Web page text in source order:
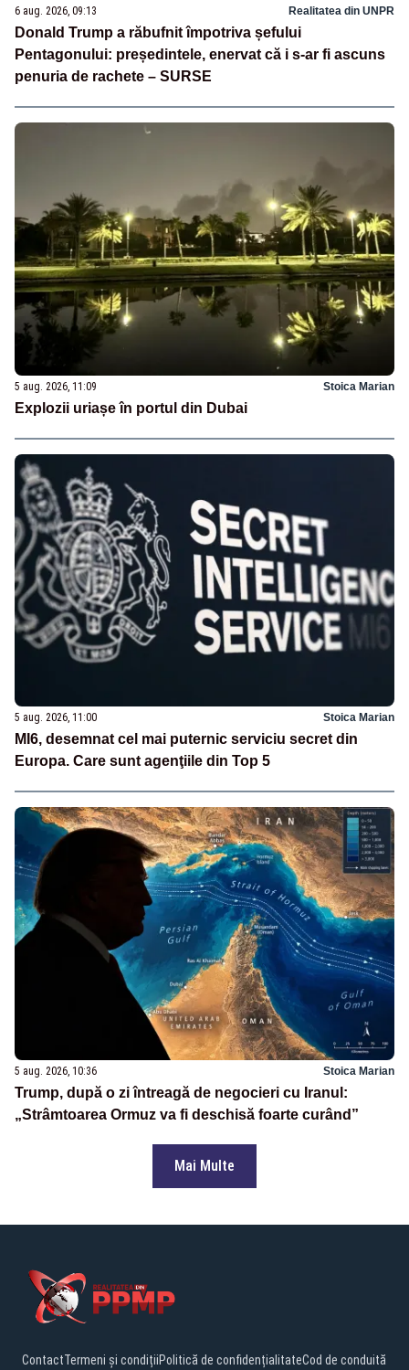
6 aug. 2026, 09:13 Realitatea din UNPR
Donald Trump a răbufnit împotriva șefului
Pentagonului: președintele, enervat că i s-ar fi ascuns
penuria de rachete – SURSE
5 aug. 2026, 11:09 Stoica Marian
Explozii uriașe în portul din Dubai
5 aug. 2026, 11:00 Stoica Marian
MI6, desemnat cel mai puternic serviciu secret din
Europa. Care sunt agenţiile din Top 5
5 aug. 2026, 10:36 Stoica Marian
Trump, după o zi întreagă de negocieri cu Iranul:
„Strâmtoarea Ormuz va fi deschisă foarte curând”
Mai Multe
ContactTermeni și condițiiPolitică de confidențialitateCod de conduită